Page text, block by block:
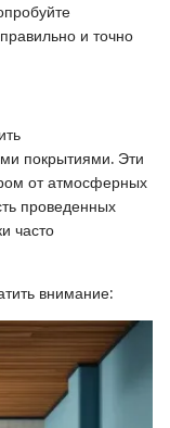
и точно
покрытиями. Эти
от атмосферных
проведенных
часто
внимание: